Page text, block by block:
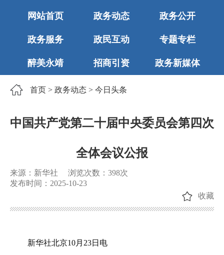
网站首页 政务动态 政务公开
政务服务 政民互动 专题专栏
醉美永靖 招商引资 政务新媒体
首页 > 政务动态 > 今日头条
中国共产党第二十届中央委员会第四次
全体会议公报
来源：新华社 浏览次数： 398次
发布时间：2025-10-23
收藏
新华社北京10月23日电